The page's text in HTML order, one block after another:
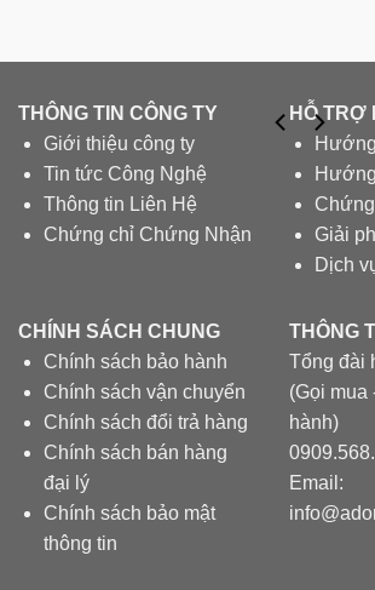
THÔNG TIN CÔNG TY
Giới thiệu công ty
Tin tức Công Nghệ
Thông tin Liên Hệ
Chứng chỉ Chứng Nhận
HỖ TRỢ
Giải
Dịch
CHÍNH SÁCH CHUNG
Chính sách bảo hành
Chính sách vận chuyển
Chính sách đổi trả hàng
Chính sách bán hàng
đại lý
Chính sách bảo mật
thông tin
THÔNG
Tổng đài
(Gọi mua
hành)
Email: